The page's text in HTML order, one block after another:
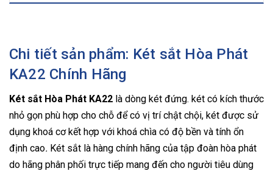
Chi tiết sản phẩm: Két sắt Hòa Phát
KA22 Chính Hãng
Két sắt Hòa Phát KA22 là dòng két đứng. két có kích thước
nhỏ gọn phù hợp cho chỗ để có vị trí chật chội, két được sử
dụng khoá cơ kết hợp với khoá chìa có độ bền và tính ổn
định cao. Két sắt là hàng chính hãng của tập đoàn hòa phát
do hãng phân phối trực tiếp mang đến cho người tiêu dùng